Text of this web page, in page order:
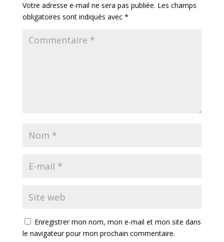
Votre adresse e-mail ne sera pas publiée. Les champs
obligatoires sont indiqués avec *
Enregistrer mon nom, mon e-mail et mon site dans
le navigateur pour mon prochain commentaire.